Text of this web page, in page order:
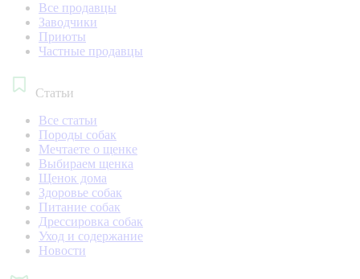
Все продавцы
Заводчики
Приюты
Частные продавцы
Статьи
Все статьи
Породы собак
Мечтаете о щенке
Выбираем щенка
Щенок дома
Здоровье собак
Питание собак
Дрессировка собак
Уход и содержание
Новости